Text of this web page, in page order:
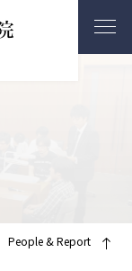
People & Report